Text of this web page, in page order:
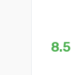
8.5